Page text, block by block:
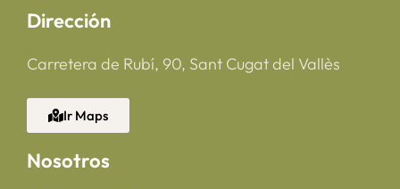
Dirección
Carretera de Rubí, 90, Sant Cugat del Vallès
Ir Maps
Nosotros